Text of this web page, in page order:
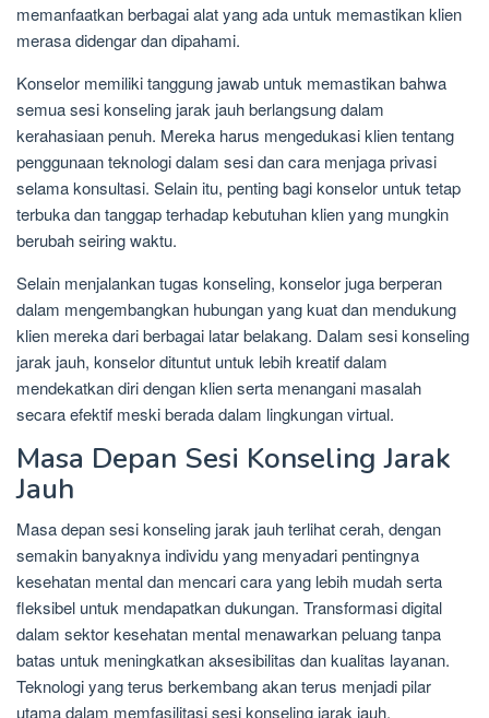
memanfaatkan berbagai alat yang ada untuk memastikan klien
merasa didengar dan dipahami.
Konselor memiliki tanggung jawab untuk memastikan bahwa
semua sesi konseling jarak jauh berlangsung dalam
kerahasiaan penuh. Mereka harus mengedukasi klien tentang
penggunaan teknologi dalam sesi dan cara menjaga privasi
selama konsultasi. Selain itu, penting bagi konselor untuk tetap
terbuka dan tanggap terhadap kebutuhan klien yang mungkin
berubah seiring waktu.
Selain menjalankan tugas konseling, konselor juga berperan
dalam mengembangkan hubungan yang kuat dan mendukung
klien mereka dari berbagai latar belakang. Dalam sesi konseling
jarak jauh, konselor dituntut untuk lebih kreatif dalam
mendekatkan diri dengan klien serta menangani masalah
secara efektif meski berada dalam lingkungan virtual.
Masa Depan Sesi Konseling Jarak
Jauh
Masa depan sesi konseling jarak jauh terlihat cerah, dengan
semakin banyaknya individu yang menyadari pentingnya
kesehatan mental dan mencari cara yang lebih mudah serta
fleksibel untuk mendapatkan dukungan. Transformasi digital
dalam sektor kesehatan mental menawarkan peluang tanpa
batas untuk meningkatkan aksesibilitas dan kualitas layanan.
Teknologi yang terus berkembang akan terus menjadi pilar
utama dalam memfasilitasi sesi konseling jarak jauh.